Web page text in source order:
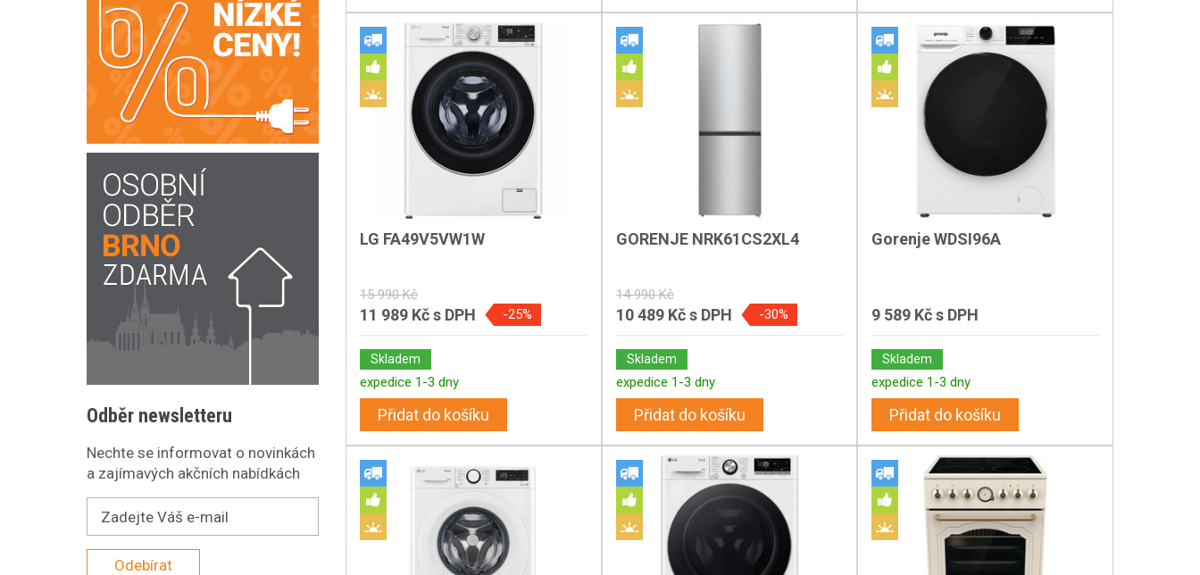
Odběr newsletteru
Nechte se informovat o novinkách
a zajímavých akčních nabídkách
Odebírat
LG FA49V5VW1W
15 990 Kč
11 989 Kčs DPH -25%
Skladem
expedice 1-3 dny
Přidat do košíku
GORENJE NRK61CS2XL4
14 990 Kč
10 489 Kčs DPH -30%
Skladem
expedice 1-3 dny
Přidat do košíku
Gorenje WDSI96A
9 589 Kčs DPH
Skladem
expedice 1-3 dny
Přidat do košíku